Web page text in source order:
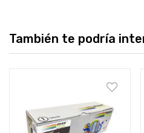
También te podría